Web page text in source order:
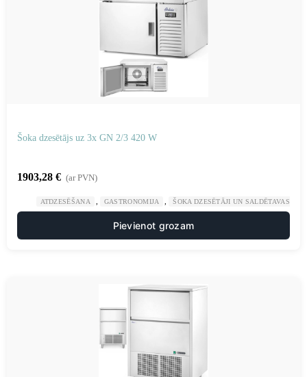
Šoka dzesētājs uz 3x GN 2/3 420 W
1903,28 € (ar PVN)
ATDZESĒŠANA GASTRONOMIJA ŠOKA DZESĒTĀJI UN SALDĒTAVAS
Pievienot grozam